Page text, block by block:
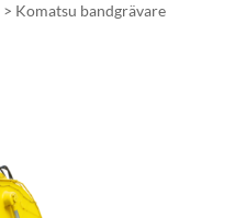
> Komatsu bandgrävare